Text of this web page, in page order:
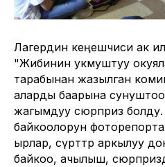
Лагердин кеңешчиси ак
"Жибинин укмуштуу
тарабынан жазылган
аларды баарына
жагымдуу сюрприз болду.
байкоолорун
ырлар, сүрөттөр аркылуу
байкоо, ачылыш,